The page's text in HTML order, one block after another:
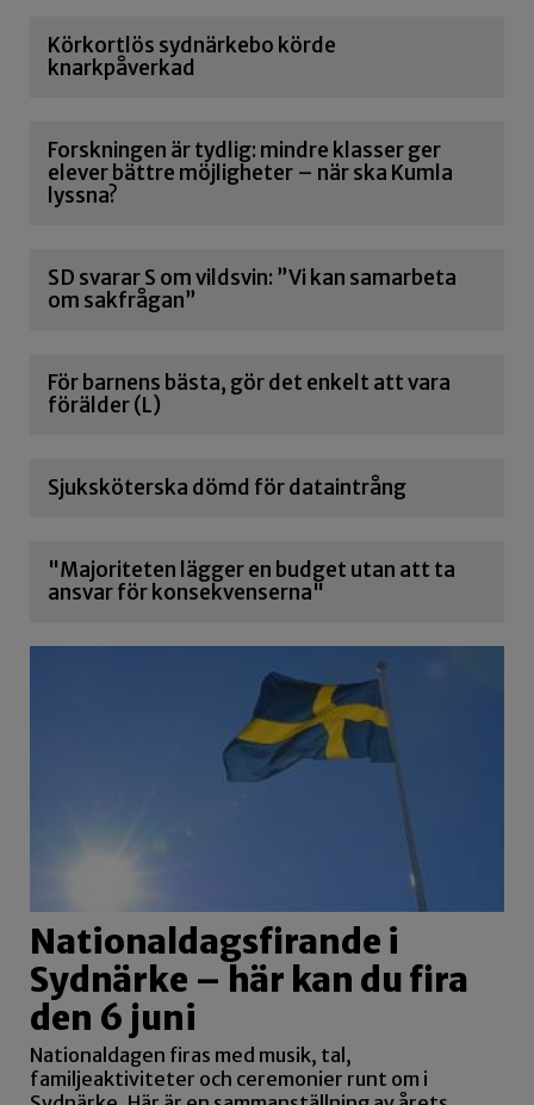
Körkortlös sydnärkebo körde
knarkpåverkad
Forskningen är tydlig: mindre klasser ger
elever bättre möjligheter – när ska Kumla
lyssna?
SD svarar S om vildsvin: ”Vi kan samarbeta
om sakfrågan”
För barnens bästa, gör det enkelt att vara
förälder (L)
Sjuksköterska dömd för dataintrång
"Majoriteten lägger en budget utan att ta
ansvar för konsekvenserna"
Nationaldagsfirande i
Sydnärke – här kan du fira
den 6 juni
Nationaldagen firas med musik, tal,
familjeaktiviteter och ceremonier runt om i